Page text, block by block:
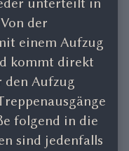
unterteilt in
der
einem Aufzug
kommt direkt
den Aufzug
folgend in die
sind jedenfalls